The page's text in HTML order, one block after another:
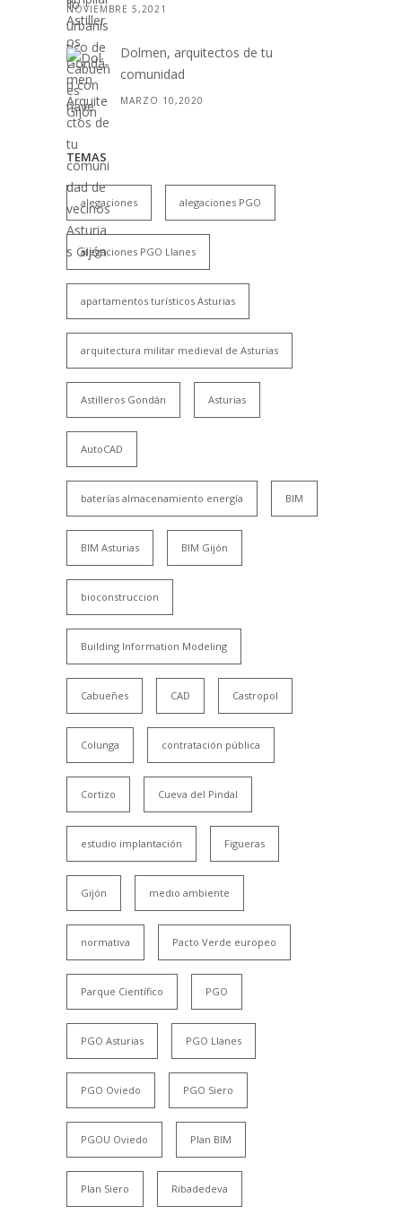
NOVIEMBRE 5,2021
Dolmen, arquitectos de tu
comunidad
MARZO 10,2020
TEMAS
alegaciones alegaciones PGO
alegaciones PGO Llanes
apartamentos turísticos Asturias
arquitectura militar medieval de Asturias
Astilleros Gondán Asturias
AutoCAD
baterías almacenamiento energía BIM
BIM Asturias BIM Gijón
bioconstruccion
Building Information Modeling
Cabueñes CAD Castropol
Colunga contratación pública
Cortizo Cueva del Pindal
estudio implantación Figueras
Gijón medio ambiente
normativa Pacto Verde europeo
Parque Científico PGO
PGO Asturias PGO Llanes
PGO Oviedo PGO Siero
PGOU Oviedo Plan BIM
Plan Siero Ribadedeva